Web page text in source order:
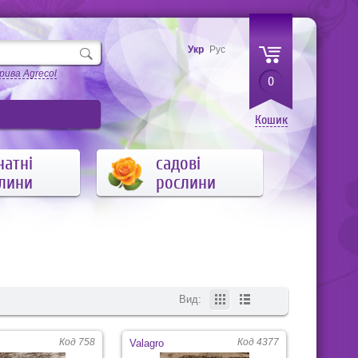
Agrecol
0
Кошик
Укр Рус
садові
рослини
Вид:
Код 758 Valagro Код 4377